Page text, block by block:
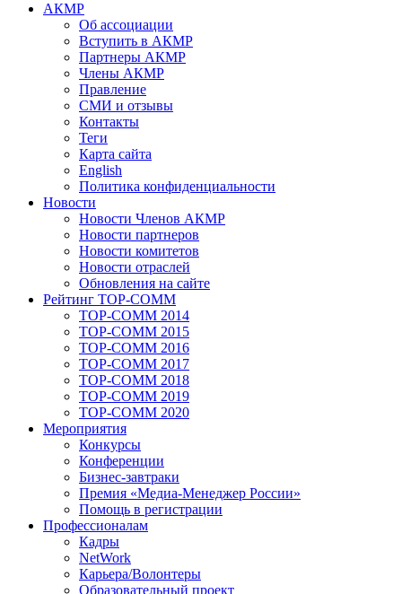
АКМР
Об ассоциации
Вступить в АКМР
Партнеры АКМР
Члены АКМР
Правление
СМИ и отзывы
Контакты
Теги
Карта сайта
English
Политика конфиденциальности
Новости
Новости Членов АКМР
Новости партнеров
Новости комитетов
Новости отраслей
Обновления на сайте
Рейтинг TOP-COMM
TOP-COMM 2014
TOP-COMM 2015
TOP-COMM 2016
TOP-COMM 2017
TOP-COMM 2018
TOP-COMM 2019
TOP-COMM 2020
Мероприятия
Конкурсы
Конференции
Бизнес-завтраки
Премия «Медиа-Менеджер России»
Помощь в регистрации
Профессионалам
Кадры
NetWork
Карьера/Волонтеры
Образовательный проект